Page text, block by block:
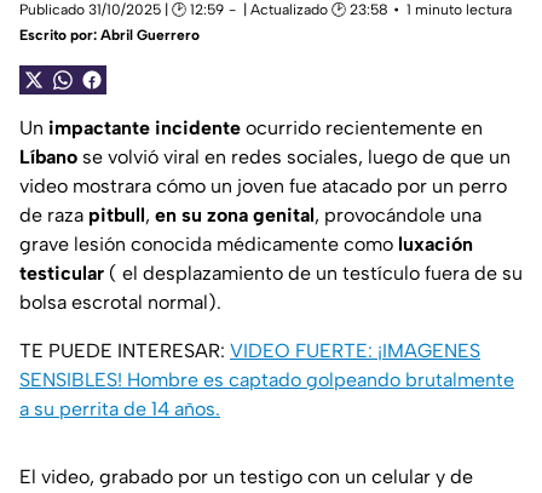
Publicado 31/10/2025 | 🕑 12:59 | Actualizado 🕑 23:58
1 minuto lectura
Escrito por: Abril Guerrero
Un impactante incidente ocurrido recientemente en
Líbano se volvió viral en redes sociales, luego de que un
video mostrara cómo un joven fue atacado por un perro
de raza pitbull, en su zona genital, provocándole una
grave lesión conocida médicamente como luxación
testicular ( el desplazamiento de un testículo fuera de su
bolsa escrotal normal).
TE PUEDE INTERESAR: VIDEO FUERTE: ¡IMAGENES
SENSIBLES! Hombre es captado golpeando brutalmente
a su perrita de 14 años.
El video, grabado por un testigo con un celular y de